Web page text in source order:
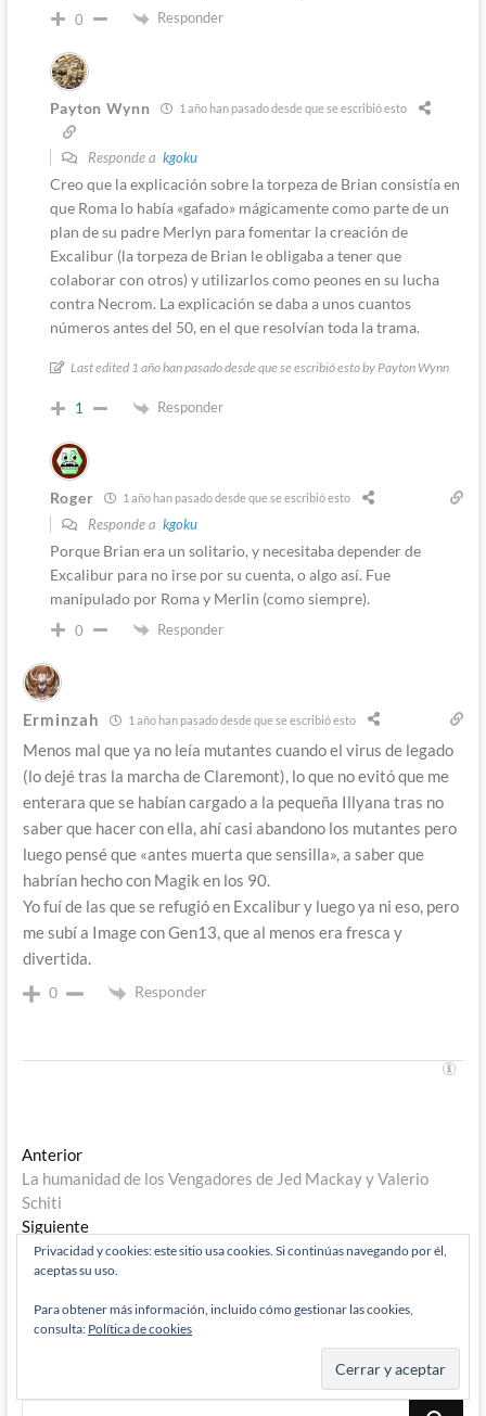
0 Responder
Payton Wynn 1 año han pasado desde que se escribió esto
Responde a kgoku
Creo que la explicación sobre la torpeza de Brian consistía en
que Roma lo había «gafado» mágicamente como parte de un
plan de su padre Merlyn para fomentar la creación de
Excalibur (la torpeza de Brian le obligaba a tener que
colaborar con otros) y utilizarlos como peones en su lucha
contra Necrom. La explicación se daba a unos cuantos
números antes del 50, en el que resolvían toda la trama.
Last edited 1 año han pasado desde que se escribió esto by Payton Wynn
1 Responder
Roger 1 año han pasado desde que se escribió esto
Responde a kgoku
Porque Brian era un solitario, y necesitaba depender de
Excalibur para no irse por su cuenta, o algo así. Fue
manipulado por Roma y Merlin (como siempre).
0 Responder
Erminzah 1 año han pasado desde que se escribió esto
Menos mal que ya no leía mutantes cuando el virus de legado
(lo dejé tras la marcha de Claremont), lo que no evitó que me
enterara que se habían cargado a la pequeña Illyana tras no
saber que hacer con ella, ahí casi abandono los mutantes pero
luego pensé que «antes muerta que sensilla», a saber que
habrían hecho con Magik en los 90.
Yo fuí de las que se refugió en Excalibur y luego ya ni eso, pero
me subí a Image con Gen13, que al menos era fresca y
divertida.
0 Responder
Navegación
de
entradas
AnteriorEntrada
anterior:
La humanidad de los Vengadores de Jed Mackay y Valerio
Schiti
SiguienteEntrada
siguiente:
El regreso de Alan Davis a Excalibur: Wizard, The Guide to
Comics #6 (III)
Buscar
Privacidad y cookies: este sitio usa cookies. Si continúas navegando por él,
aceptas su uso.
Para obtener más información, incluido cómo gestionar las cookies,
consulta: Política de cookies